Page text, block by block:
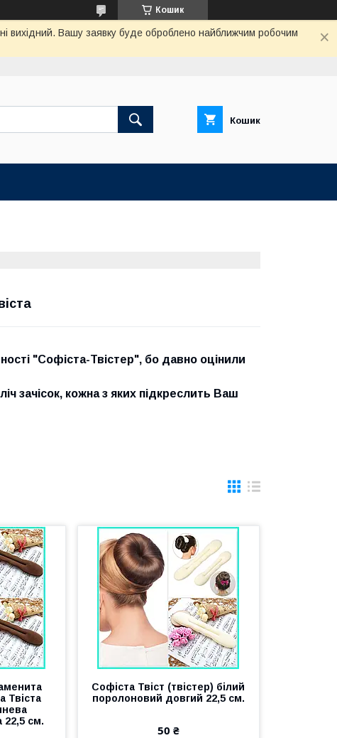
Кошик
вихідний. Вашу заявку буде оброблено найближчим робочим
Кошик
"Софіста-Твістер", бо давно оцінили
зачісок, кожна з яких підкреслить Ваш
Твіста
22,5 см.
Софіста Твіст (твістер) білий
поролоновий довгий 22,5 см.
50 ₴